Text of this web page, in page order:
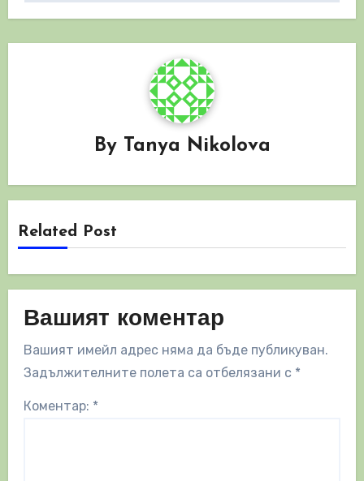
By Tanya Nikolova
Related Post
Вашият коментар
Вашият имейл адрес няма да бъде публикуван.
Задължителните полета са отбелязани с *
Коментар: *